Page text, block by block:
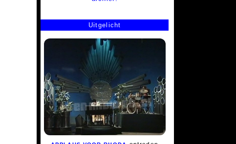
Uitgelicht